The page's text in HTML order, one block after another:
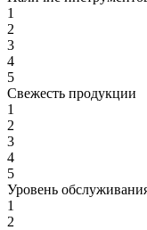
1
2
3
4
5
Свежесть продукции
1
2
3
4
5
Уровень
1
2